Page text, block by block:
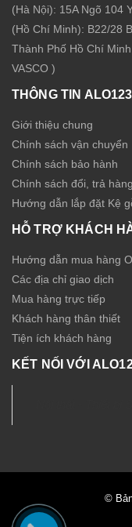
(Hà Nội): 15A Ngõ 104
(Hồ Chí Minh): B22/28
Thành Phố Hồ Chí
VASCO )
THÔNG TIN ALO123
Giới thiệu chung
Chính sách vận chuyển
Chính sách bảo hành
Chính sách đổi, trả hàng
Hướng dẫn lắp đặt Kệ
HỖ TRỢ KHÁCH
Hướng dẫn mua hàng
Các địa chỉ giao dịch
Mua hàng trực tiếp
Khách hàng thân thiết
Tiện ích khách hàng
KẾT NỐI VỚI
©